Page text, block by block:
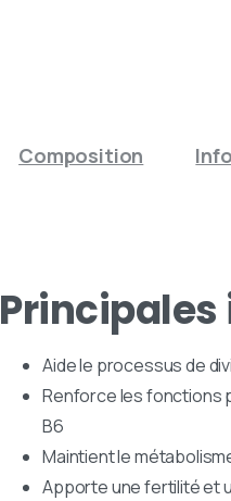
Composition
Aide le processus de
Renforce les fonctions
B6
Maintient le
Apporte une fertilité et